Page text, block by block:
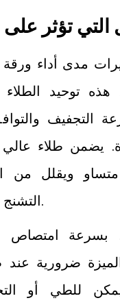
التي تؤثر على
مدى أداء ورقة
توحيد
التجفيف
يضمن طلاء عالي
ويقلل من
التشنج أو نزيف اللون.
بسرعة امتصاص
ضرورية
للطي أو